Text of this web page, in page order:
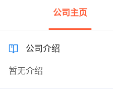
公司主页
公司介绍
暂无介绍